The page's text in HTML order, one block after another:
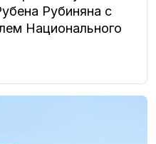
Рубиняна с
Национального